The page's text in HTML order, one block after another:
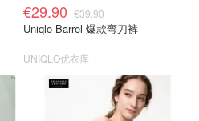
€29.90 €39.90
Uniqlo Barrel 爆款弯刀裤
UNIQLO优衣库